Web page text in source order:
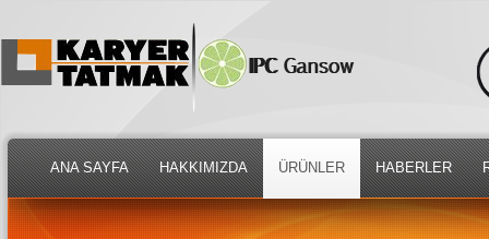
ANA SAYFA HAKKIMIZDA ÜRÜNLER HABERLER